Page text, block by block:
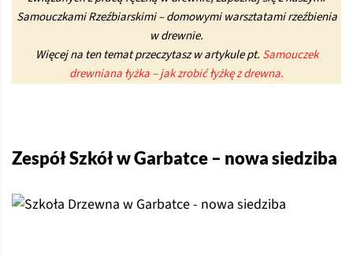
Samouczkami Rzeźbiarskimi – domowymi warsztatami rzeźbienia
w drewnie.
Więcej na ten temat przeczytasz w artykule pt. Samouczek
drewniana łyżka – jak zrobić łyżkę z drewna.
Zespół Szkół w Garbatce – nowa siedziba